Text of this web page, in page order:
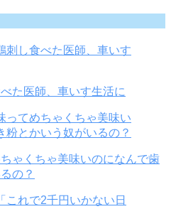
た医師、車いす生活に
ゃくちゃ美味いのになんで歯
の？